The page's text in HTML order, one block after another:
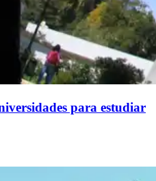
para estudiar